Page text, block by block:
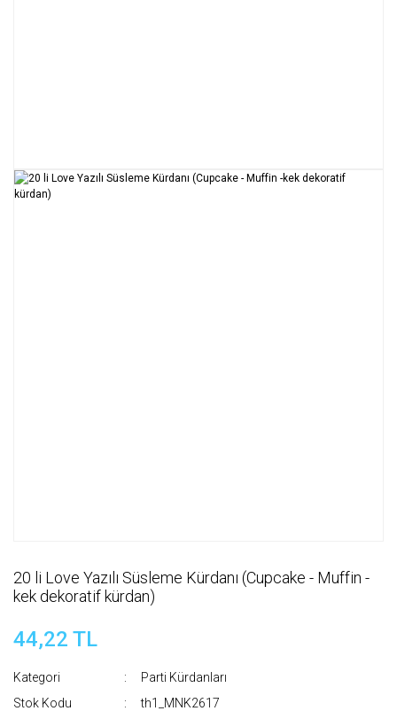
20 li Love Yazılı Süsleme Kürdanı (Cupcake - Muffin -
kek dekoratif kürdan)
44,22 TL
Kategori
Parti Kürdanları
Stok Kodu
th1_MNK2617